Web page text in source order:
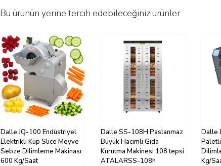
Bu ürünün yerine tercih edebileceğiniz ürünler
Dalle JQ-100 Endüstriyel
Elektrikli Küp Slice Meyve
Sebze Dilimleme Makinası
600 Kg/Saat
Dalle SS-108H Paslanmaz
Büyük Hacimli Gıda
Kurutma Makinesi 108 tepsi
ATALARSS-108h
Dalle
Kg/